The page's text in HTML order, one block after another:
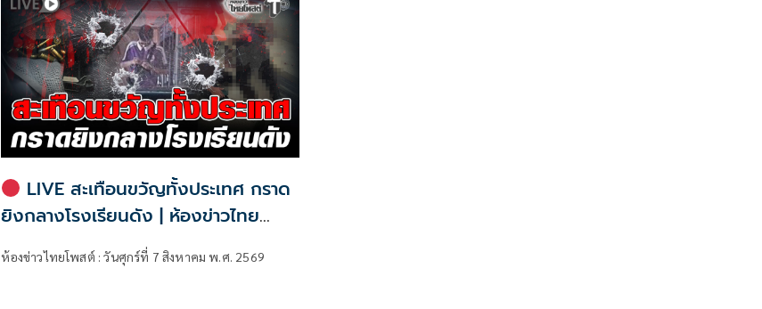
LIVE สะเทือนขวัญทั้งประเทศ กราด
ยิงกลางโรงเรียนดัง | ห้องข่าวไทย
ห้องข่าวไทยโพสต์ : วันศุกร์ที่ 7 สิงหาคม พ.ศ. 2569